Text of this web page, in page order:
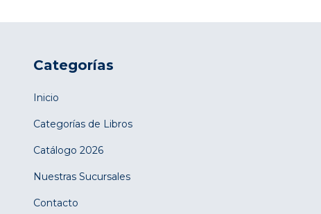
Categorías
Inicio
Categorías de Libros
Catálogo 2026
Nuestras Sucursales
Contacto